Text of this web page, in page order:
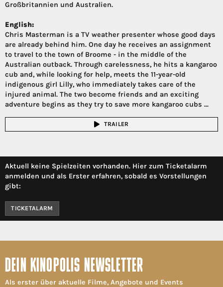
Großbritannien und Australien.
English:
Chris Masterman is a TV weather presenter whose good days
are already behind him. One day he receives an assignment
to travel to the town of Broome - in the middle of the
Australian outback. Through carelessness, he hits a kangaroo
cub and, while looking for help, meets the 11-year-old
indigenous girl Lilly, who immediately takes care of the
injured animal. The two become friends and an exciting
adventure begins as they try to save more kangaroo cubs ...
TRAILER
Aktuell keine Spielzeiten vorhanden. Hier zum Ticketalarm
anmelden und als Erster erfahren, sobald es Vorstellungen
gibt:
TICKETALARM
DEIN KINOPOLIS NEWSLETTER
Als erster über aktuelle Filme, Angebote und Events